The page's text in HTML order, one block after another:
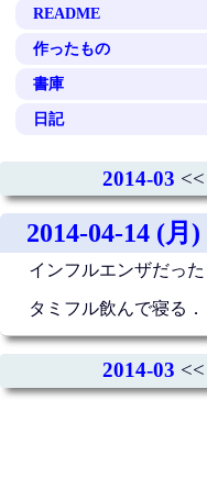
README
作ったもの
書庫
日記
2014-03
2014-04-14 (月)
インフルエンザだった
タミフル飲んで寝る．
2014-03